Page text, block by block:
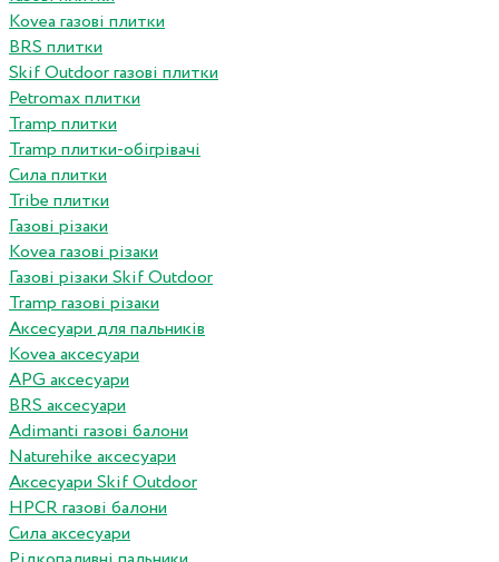
Kovea газові плитки
BRS плитки
Skif Outdoor газові плитки
Petromax плитки
Tramp плитки
Tramp плитки-обігрівачі
Сила плитки
Tribe плитки
Газові різаки
Kovea газові різаки
Газові різаки Skif Outdoor
Tramp газові різаки
Аксесуари для пальників
Kovea аксесуари
APG аксесуари
BRS аксесуари
Adimanti газові балони
Naturehike аксесуари
Аксесуари Skif Outdoor
HPCR газові балони
Сила аксесуари